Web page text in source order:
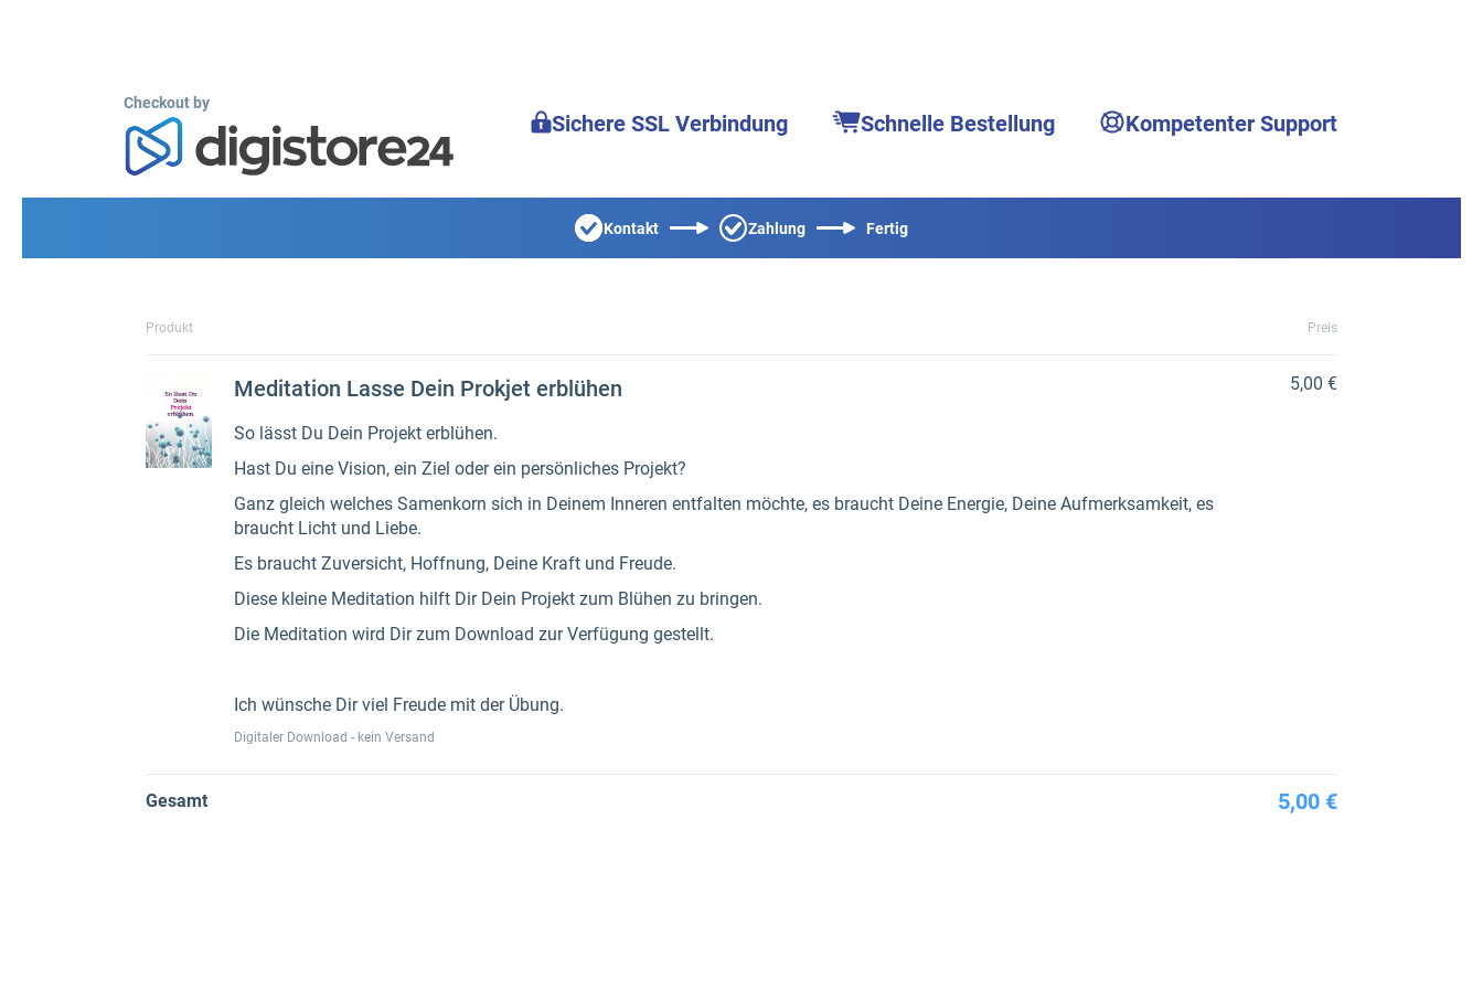
Checkout by
Sichere SSL Verbindung Schnelle Bestellung Kompetenter Support
Kontakt Zahlung Fertig
Produkt Preis
Meditation Lasse Dein Prokjet erblühen
So lässt Du Dein Projekt erblühen.
Hast Du eine Vision, ein Ziel oder ein persönliches Projekt?
Ganz gleich welches Samenkorn sich in Deinem Inneren entfalten möchte, es braucht Deine Energie, Deine Aufmerksamkeit, es
braucht Licht und Liebe.
Es braucht Zuversicht, Hoffnung, Deine Kraft und Freude.
Diese kleine Meditation hilft Dir Dein Projekt zum Blühen zu bringen.
Die Meditation wird Dir zum Download zur Verfügung gestellt.
Ich wünsche Dir viel Freude mit der Übung.
Digitaler Download - kein Versand
5,00 €
Gesamt 5,00 €